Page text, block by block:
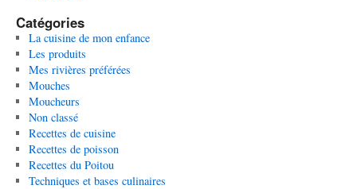
Catégories
La cuisine de mon enfance
Les produits
Mes rivières préférées
Mouches
Moucheurs
Non classé
Recettes de cuisine
Recettes de poisson
Recettes du Poitou
Techniques et bases culinaires